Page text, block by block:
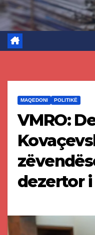
MAQEDONI POLITIKË
VMRO:
dezertor